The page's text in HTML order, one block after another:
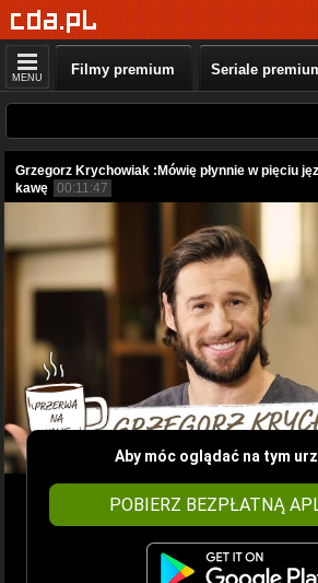
MENU Filmy premium Seriale
Grzegorz Krychowiak :Mówię płynnie w pięciu
kawę 00:11:47
Aby móc oglądać na tym
POBIERZ BEZPŁATNĄ